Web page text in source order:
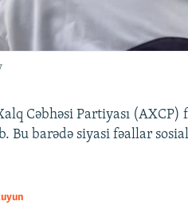
Cəbhəsi Partiyası (AXCP)
Bu barədə siyasi fəallar